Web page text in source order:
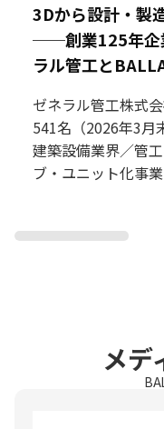
3Dから設計・製
──創業125年企
ラル管工と
ゼネラル管工株式
541名（2026年3月
建築設備業界／管
ブ・ユニット化事業
メデ